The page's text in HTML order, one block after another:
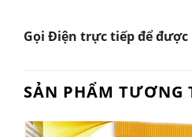
Gọi Điện trực tiếp để được
SẢN PHẨM TƯƠNG